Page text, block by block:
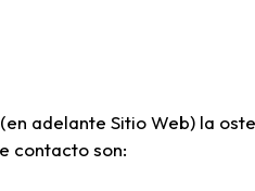
adelante Sitio Web) la
contacto son: